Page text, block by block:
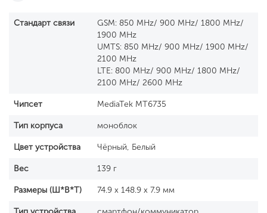
Стандарт связи
GSM: 850 MHz/ 900 MHz/ 1800 MHz/
1900 MHz
UMTS: 850 MHz/ 900 MHz/ 1900 MHz/
2100 MHz
LTE: 800 MHz/ 900 MHz/ 1800 MHz/
2100 MHz/ 2600 MHz
Чипсет MediaTek MT6735
Тип корпуса моноблок
Цвет устройства Чёрный, Белый
Вес 139 г
Размеры (Ш*В*Т) 74.9 x 148.9 x 7.9 мм